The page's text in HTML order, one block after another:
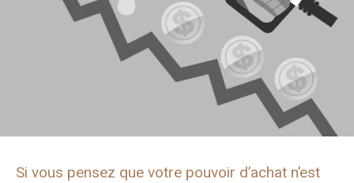
Si vous pensez que votre pouvoir d’achat n’est